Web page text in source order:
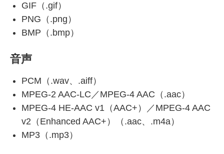
GIF（.gif）
PNG（.png）
BMP（.bmp）
音声
PCM（.wav、.aiff）
MPEG-2 AAC-LC／MPEG-4 AAC（.aac）
MPEG-4 HE-AAC v1（AAC+）／MPEG-4 AAC
v2（Enhanced AAC+）（.aac、.m4a）
MP3（.mp3）